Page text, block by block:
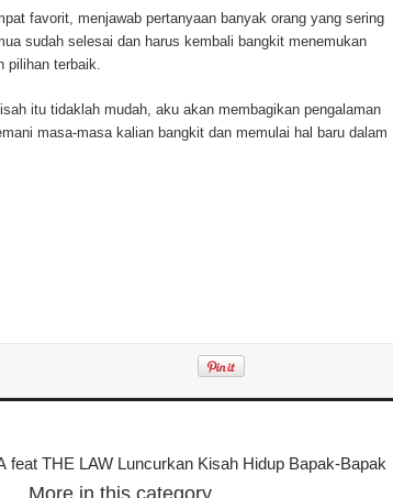
favorit, menjawab pertanyaan banyak orang yang sering
sudah selesai dan harus kembali bangkit menemukan
pilihan terbaik.
itu tidaklah mudah, aku akan membagikan pengalaman
masa-masa kalian bangkit dan memulai hal baru dalam
feat THE LAW Luncurkan Kisah Hidup Bapak-Bapak